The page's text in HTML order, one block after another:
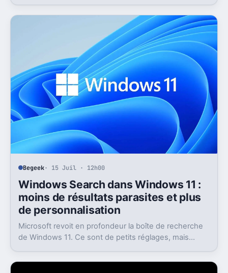
abonnements.
Begeek· 15 Juil · 12h00
Windows Search dans Windows 11 :
moins de résultats parasites et plus
de personnalisation
Microsoft revoit en profondeur la boîte de recherche
de Windows 11. Ce sont de petits réglages, mais